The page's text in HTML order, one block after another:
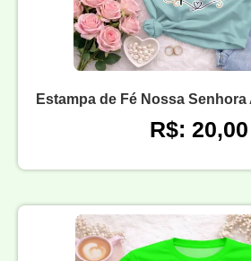
Estampa de Fé Nossa Senhora
R$: 20,00